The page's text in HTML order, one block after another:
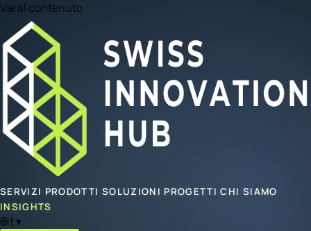
Vai al contenuto
SERVIZI PRODOTTI SOLUZIONI PROGETTICHI SIAMO
INSIGHTS
🌐it▾